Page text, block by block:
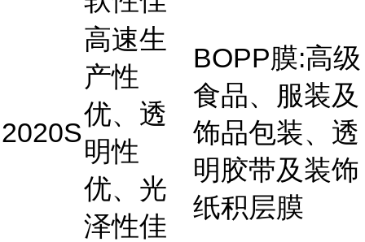
2020S
高速生
产性
优、透
明性
优、光
泽性佳
BOPP膜:高级
食品、服装及
饰品包装、透
明胶带及装饰
纸积层膜